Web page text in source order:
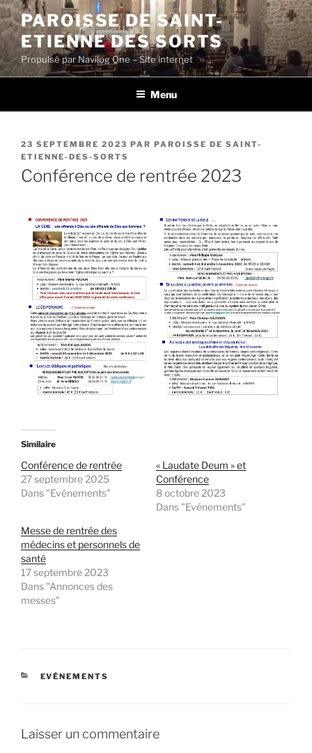
Aller
au
contenu
principal
PAROISSE DE SAINT-
ETIENNE DES SORTS
Propulsé par Navilog One – Site internet
Menu
PUBLIÉ
LE
23 SEPTEMBRE 2023 PAR PAROISSE DE SAINT-
ETIENNE-DES-SORTS
Conférence de rentrée 2023
Similaire
Conférence de rentrée
27 septembre 2025
Dans "Evénements"
« Laudate Deum » et
Conférence
8 octobre 2023
Dans "Evénements"
Messe de rentrée des
médecins et personnels de
santé
17 septembre 2023
Dans "Annonces des
messes"
CATÉGORIES
EVÉNEMENTS
Laisser un commentaire